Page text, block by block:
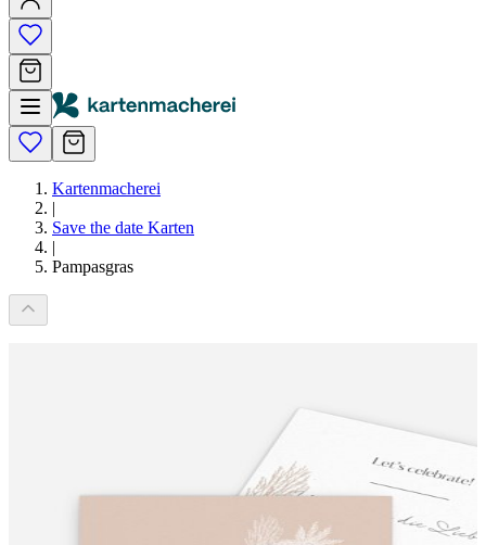
Kartenmacherei
|
Save the date Karten
|
Pampasgras